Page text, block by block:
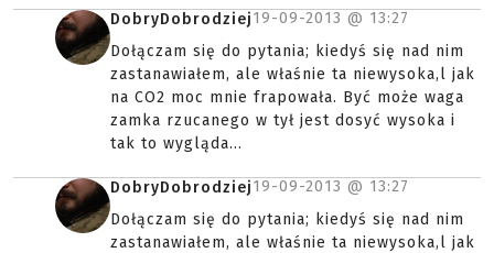
DobryDobrodziej19-09-2013 @ 13:27
Dołączam się do pytania; kiedyś się nad nim
zastanawiałem, ale właśnie ta niewysoka,l jak
na CO2 moc mnie frapowała. Być może waga
zamka rzucanego w tył jest dosyć wysoka i
tak to wygląda...
DobryDobrodziej19-09-2013 @ 13:27
Dołączam się do pytania; kiedyś się nad nim
zastanawiałem, ale właśnie ta niewysoka,l jak